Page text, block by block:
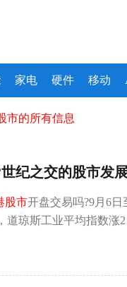
家电 硬件 移动
市的所有信息
纪之交的股市发
股市开盘交易吗?9月6日
道琼斯工业平均指数涨2